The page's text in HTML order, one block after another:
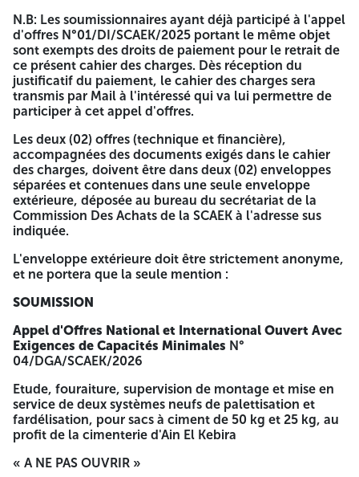
service de deux systèmes neufs de palettisation et
fardelage, pour sacs à ciment de 50 kg et 25 kg, au profit
de la cimenterie d'Ain El Kebira.
Conditions de participation :
✔ Seuls les fabricants ou leurs représentants exclusifs
sont concernés par cet appel d'offres;
✔ Une caution de soumission de l'ordre de cinq
millions (5.000.000,00 DZD) ou équivalent en Devise.
Les soumissionnaires intéressés par cet appel d'offres ou
leurs représentants dûment mandatés, peuvent retirer le
cahier des charges auprès du secrétariat de la Commission
Des Achats de la Société, à l'adresse: SC.AEK - Direction
Générale - Cité Bounechada, 02 Rue Abacha Amar - Sétif
(19 000) Algérie, contre versement au préalable, la somme
de deux cent mille (200 000.00 DZD) non remboursable,
au compte de la société N°00200053530536001136,
ouvert auprès de la Banque Extérieure d'Algérie, agence 53
Les soumissionnaires peuvent procéder au paiement des
frais pour le retrait du cahier des charges au niveau des
00200053530536001136. SWIFT : BEXADZAL) et
transmettre l'ordre de virement par Mail à l'adresse:
secretariat.cm@scaek.dz.
d'offres N°01/DI/SCAEK/2025 portant le même objet sont
N.B: Les soumissionnaires ayant déjà participé à l'appel
d'offres N°01/DI/SCAEK/2025 portant le même objet
sont exempts des droits de paiement pour le retrait de
ce présent cahier des charges. Dès réception du
justificatif du paiement, le cahier des charges sera
transmis par Mail à l'intéressé qui va lui permettre de
participer à cet appel d'offres.
Les deux (02) offres (technique et financière),
accompagnées des documents exigés dans le cahier
des charges, doivent être dans deux (02) enveloppes
séparées et contenues dans une seule enveloppe
extérieure, déposée au bureau du secrétariat de la
Commission Des Achats de la SCAEK à l'adresse sus
indiquée.
L'enveloppe extérieure doit être strictement anonyme,
et ne portera que la seule mention :
SOUMISSION
Appel d'Offres National et International Ouvert Avec
Exigences de Capacités Minimales N°
04/DGA/SCAEK/2026
Etude, fouraiture, supervision de montage et mise en
service de deux systèmes neufs de palettisation et
fardélisation, pour sacs à ciment de 50 kg et 25 kg, au
profit de la cimenterie d'Ain El Kebira
« A NE PAS OUVRIR »